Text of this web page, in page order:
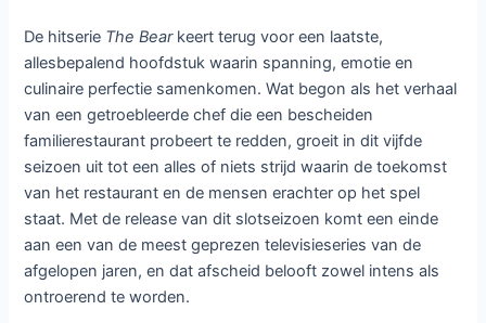
The Bear seizoen 5 op
Disney Plus: intens slot van
culinaire hitserie
Laat een reactie achter / DoorDennis/25 juni 2026